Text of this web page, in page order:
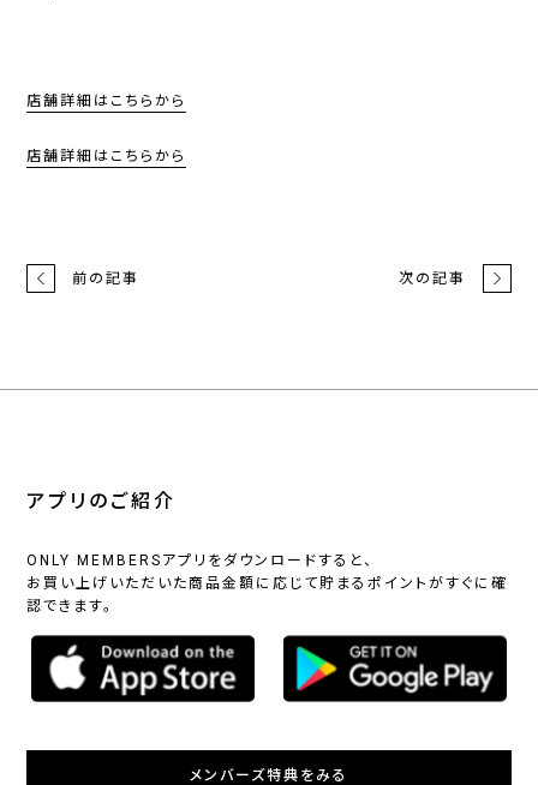
店舗詳細はこちらから
店舗詳細はこちらから
前の記事 次の記事
アプリのご紹介
ONLY MEMBERSアプリをダウンロードすると、
お買い上げいただいた商品金額に応じて貯まるポイントがすぐに確
認できます。
メンバーズ特典をみる